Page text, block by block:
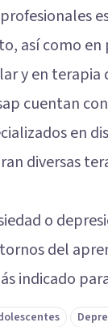
así como en
y en terapia
cuentan
en
diversas
o
del
indicado